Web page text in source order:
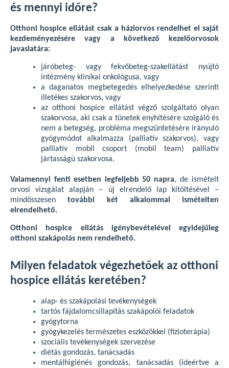
és mennyi időre?
Otthoni hospice ellátást csak a háziorvos rendelhet el saját
kezdeményezésére vagy a következő kezelőorvosok
javaslatára:
járóbeteg- vagy fekvőbeteg-szakellátást nyújtó
intézmény klinikai onkológusa, vagy
a daganatos megbetegedés elhelyezkedése szerinti
illetékes szakorvos, vagy
az otthoni hospice ellátást végző szolgáltató olyan
szakorvosa, aki csak a tünetek enyhítésére szolgáló és
nem a betegség, probléma megszüntetésére irányuló
gyógymódot alkalmazza (palliatív szakorvos), vagy
palliatív mobil csoport (mobil team) palliatív
jártasságú szakorvosa.
Valamennyi fenti esetben legfeljebb 50 napra, de ismételt
orvosi vizsgálat alapján – új elrendelő lap kitöltésével –
mindösszesentovábbi két alkalommal ismételten
elrendelhető.
Otthoni hospice ellátás igénybevételével egyidejűleg
otthoni szakápolás nem rendelhető.
Milyen feladatok végezhetőek az otthoni
hospice ellátás keretében?
alap- és szakápolási tevékenységek
tartós fájdalomcsillapítás szakápolói feladatok
gyógytorna
gyógykezelés természetes eszközökkel (fizioterápia)
szociális tevékenységek szervezése
diétás gondozás, tanácsadás
mentálhigiénés gondozás, tanácsadás (ideértve a